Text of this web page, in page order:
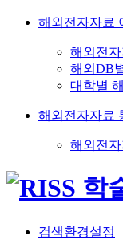
해외전자자료
해외전
해외DB
대학별
해외전자자료
해외전자
검색환경설정